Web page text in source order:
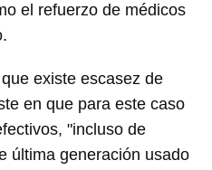
el refuerzo de médicos
existe escasez de
en que para este caso
"incluso de
última generación usado